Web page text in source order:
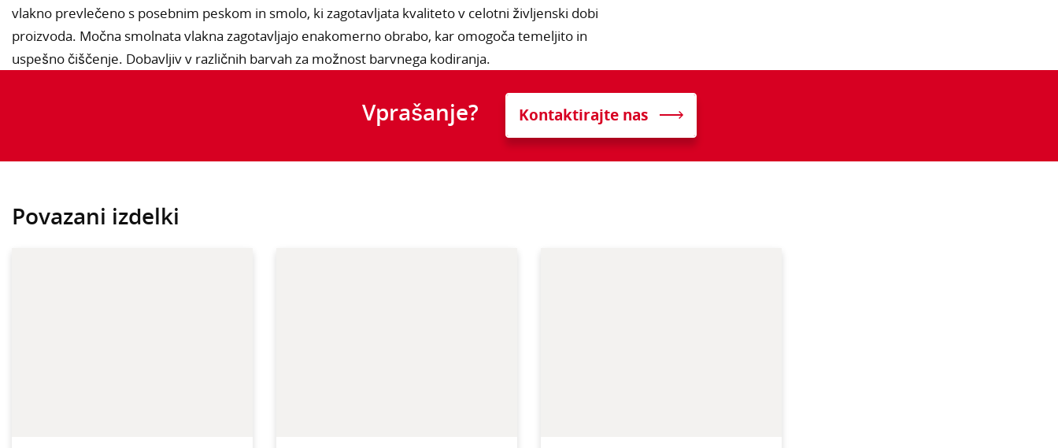
vlakno prevlečeno s posebnim peskom in smolo, ki zagotavljata kvaliteto v celotni življenski dobi
proizvoda. Močna smolnata vlakna zagotavljajo enakomerno obrabo, kar omogoča temeljito in
uspešno čiščenje. Dobavljiv v različnih barvah za možnost barvnega kodiranja.
Vprašanje? Kontaktirajte nas
Povazani izdelki